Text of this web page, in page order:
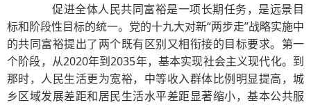
促进全体人民共同富裕是一项长期任务，是远景目
标和阶段性目标的统一。党的十九大对新“两步走”战略实施中
的共同富裕提出了两个既有区别又相衔接的目标要求。第一
个阶段，从2020年到2035年，基本实现社会主义现代化。到
那时，人民生活更为宽裕，中等收入群体比例明显提高，城
乡区域发展差距和居民生活水平差距显著缩小，基本公共服